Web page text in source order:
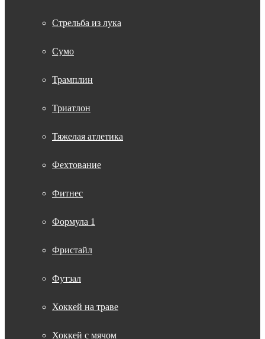
Стрельба из лука
Сумо
Трамплин
Триатлон
Тяжелая атлетика
Фехтование
Фитнес
Формула 1
Фристайл
Футзал
Хоккей на траве
Хоккей с мячом